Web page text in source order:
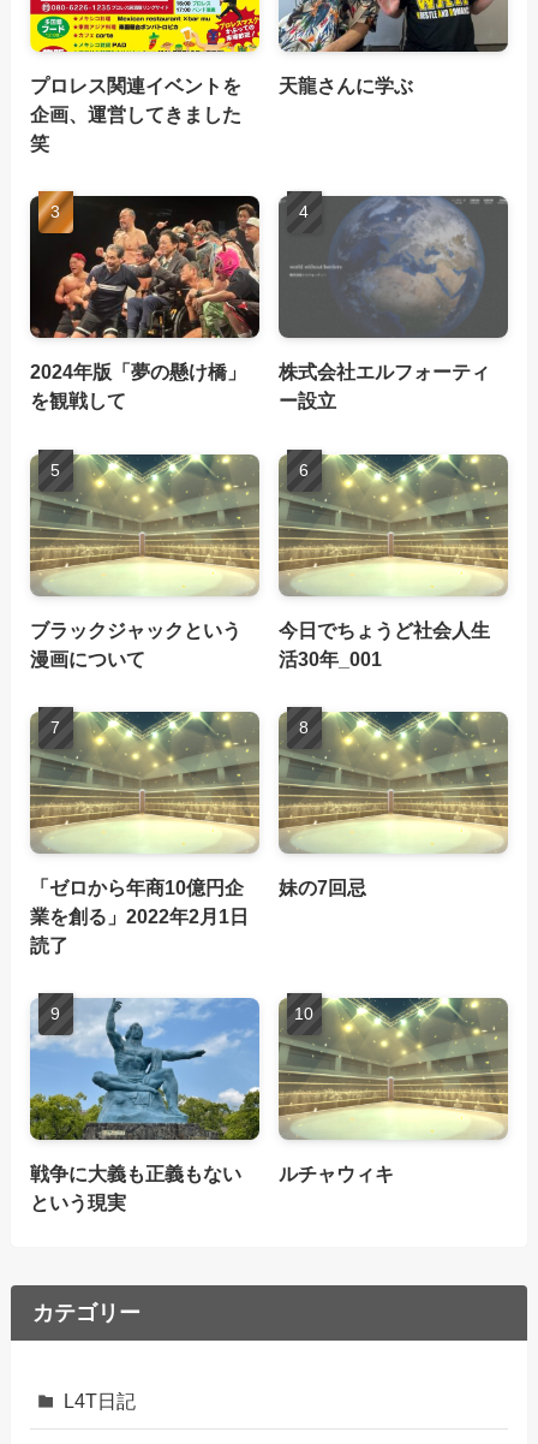
プロレス関連イベントを
企画、運営してきました
笑
天龍さんに学ぶ
2024年版「夢の懸け橋」
を観戦して
株式会社エルフォーティ
ー設立
ブラックジャックという
漫画について
今日でちょうど社会人生
活30年_001
「ゼロから年商10億円企
業を創る」2022年2月1日
読了
妹の7回忌
戦争に大義も正義もない
という現実
ルチャウィキ
カテゴリー
L4T日記